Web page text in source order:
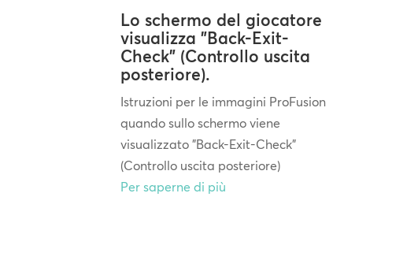
Lo schermo del giocatore
visualizza "Back-Exit-
Check" (Controllo uscita
posteriore).
Istruzioni per le immagini ProFusion
quando sullo schermo viene
visualizzato "Back-Exit-Check"
(Controllo uscita posteriore)
Per saperne di più